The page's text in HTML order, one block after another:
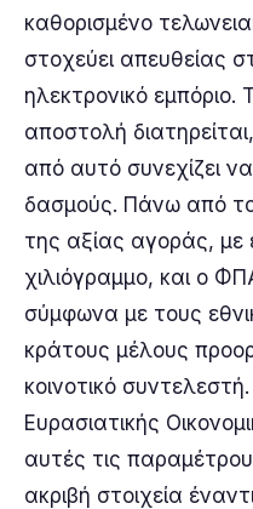
καθορισμένο
στοχεύει απευθείας
ηλεκτρονικό
αποστολή
από αυτό συνεχίζει
δασμούς. Πάνω από το
της αξίας αγοράς, με
χιλιόγραμμο, και ο
σύμφωνα με τους
κράτους μέλους
κοινοτικό
Ευρασιατικής
αυτές τις
ακριβή στοιχεία